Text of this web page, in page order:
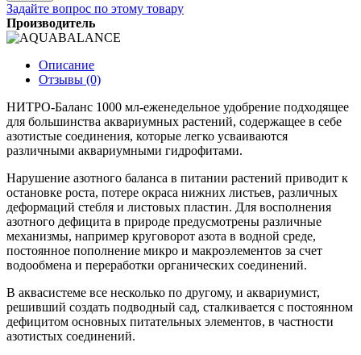
Задайте вопрос по этому товару
Производитель
Описание
Отзывы (0)
НИТРО-Баланс 1000 мл-еженедельное удобрение подходящее
для большинства аквариумных растений, содержащее в себе
азотистые соединения, которые легко усваиваются
различными аквариумными гидрофитами.
Нарушение азотного баланса в питании растений приводит к
остановке роста, потере окраса нижних листьев, различных
деформаций стебля и листовых пластин. Для восполнения
азотного дефицита в природе предусмотрены различные
механизмы, например круговорот азота в водной среде,
постоянное пополнение микро и макроэлементов за счет
водообмена и переработки органических соединений.
В аквасистеме все несколько по другому, и аквариумист,
решивший создать подводный сад, сталкивается с постоянном
дефицитом основных питательных элементов, в частности
азотистых соединений.